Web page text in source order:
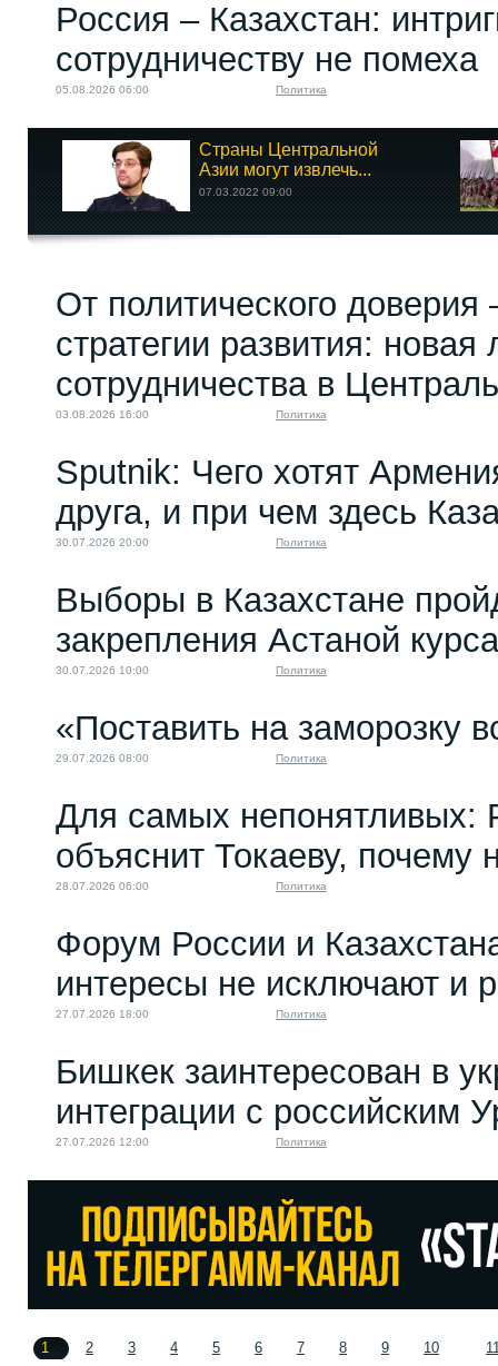
Россия – Казахстан:
сотрудничеству не помеха
05.08.2026 06:00 Политика
Страны Центральной
Азии могут извлечь...
07.03.2022 09:00
От политического
стратегии развития: новая
сотрудничества в
03.08.2026 16:00 Политика
Sputnik: Чего хотят
друга, и при чем здесь
30.07.2026 20:00 Политика
Выборы в Казахстане
закрепления Астаной
30.07.2026 10:00 Политика
«Поставить на заморозку
29.07.2026 08:00 Политика
Для самых непонятливых:
объяснит Токаеву,
28.07.2026 06:00 Политика
Форум России и
интересы не исключают и
27.07.2026 18:00 Политика
Бишкек заинтересован в
интеграции с российским
27.07.2026 12:00 Политика
1 2 3 4 5 6 7 8 9 10